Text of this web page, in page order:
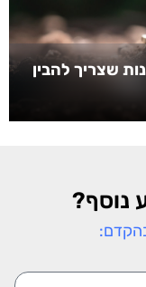
שצריך להבין
נוסף?